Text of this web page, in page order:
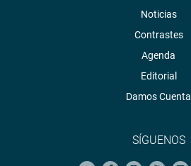
Noticias
Contrastes
Agenda
Editorial
Damos Cuenta
SÍGUENOS